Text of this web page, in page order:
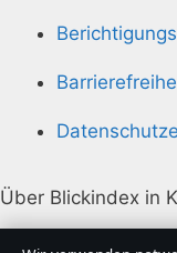
Über Blickindex in
Blickindex ist ein